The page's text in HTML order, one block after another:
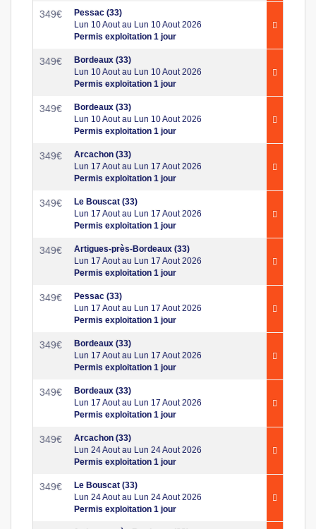
349€
Pessac (33)
Lun 10 Aout au Lun 10 Aout 2026
Permis exploitation 1 jour
349€
Bordeaux (33)
Lun 10 Aout au Lun 10 Aout 2026
Permis exploitation 1 jour
349€
Bordeaux (33)
Lun 10 Aout au Lun 10 Aout 2026
Permis exploitation 1 jour
349€
Arcachon (33)
Lun 17 Aout au Lun 17 Aout 2026
Permis exploitation 1 jour
349€
Le Bouscat (33)
Lun 17 Aout au Lun 17 Aout 2026
Permis exploitation 1 jour
349€
Artigues-près-Bordeaux (33)
Lun 17 Aout au Lun 17 Aout 2026
Permis exploitation 1 jour
349€
Pessac (33)
Lun 17 Aout au Lun 17 Aout 2026
Permis exploitation 1 jour
349€
Bordeaux (33)
Lun 17 Aout au Lun 17 Aout 2026
Permis exploitation 1 jour
349€
Bordeaux (33)
Lun 17 Aout au Lun 17 Aout 2026
Permis exploitation 1 jour
349€
Arcachon (33)
Lun 24 Aout au Lun 24 Aout 2026
Permis exploitation 1 jour
349€
Le Bouscat (33)
Lun 24 Aout au Lun 24 Aout 2026
Permis exploitation 1 jour